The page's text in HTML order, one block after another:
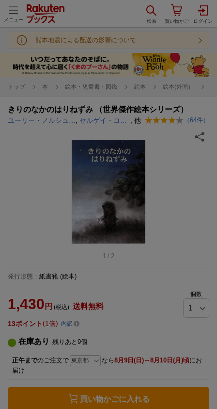
メニュー
熊本地震による配送の影響について
トップ 本 絵本・児童書・図鑑 絵本 絵本(外国）
きりのなかのはりねずみ （世界傑作絵本シリーズ）
, 他 （64件）
1 / 2
発行形態 ： 紙書籍 (絵本)
1,430 円 (税込) 送料無料
個数
13ポイント 1倍 内訳
在庫あり 残りあと 9個
正午までのご注文で なら8月9日(日)～8月10日(月)頃にお
届け
買い物かごに入れる